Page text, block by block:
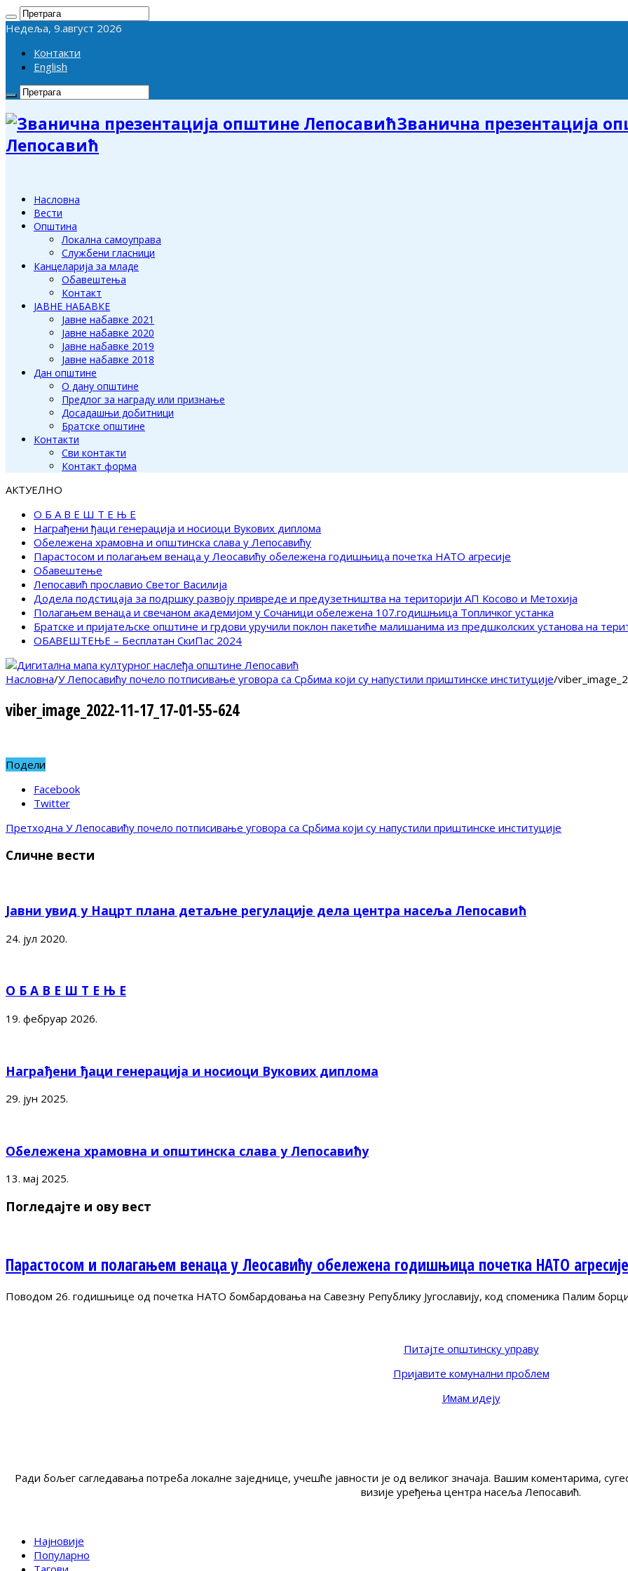
Недеља, 9.август 2026
Контакти
English
Званична презентација
Лепосавић
Насловна
Вести
Општина
Локална самоуправа
Службени гласници
Канцеларија за младе
Обавештења
Контакт
ЈАВНЕ НАБАВКЕ
Јавне набавке 2021
Јавне набавке 2020
Јавне набавке 2019
Јавне набавке 2018
Дан општине
О дану општине
Предлог за награду или признање
Досадашњи добитници
Братске општине
Контакти
Сви контакти
Контакт форма
АКТУЕЛНО
О Б А В Е Ш Т Е Њ Е
Награђени ђаци генерација и носиоци Вукових диплома
Обележена храмовна и општинска слава у Лепосавићу
Парастосом и полагањем венаца у Леосавићу обележена годишњица почетка НАТО агресије
Обавештење
Лепосавић прославио Светог Василија
Додела подстицаја за подршку развоју привреде и предузетништва на територији АП Косово и Метохија
Полагањем венаца и свечаном академијом у Сочаници обележена 107.годишњица Топличког устанка
Братске и пријатељске општине и грдови уручили поклон пакетиће малишанима из предшколских установа на
ОБАВЕШТЕЊЕ – Бесплатан СкиПас 2024
Насловна/У Лепосавићу почело потписивање уговора са Србима који су напустили приштинске институције/
viber_image_2022-11-17_17-01-55-624
Подели
Facebook
Twitter
Претходна У Лепосавићу почело потписивање уговора са Србима који су напустили приштинске институције
Сличне вести
Јавни увид у Нацрт плана детаљне регулације дела центра насеља Лепосавић
24. јул 2020.
О Б А В Е Ш Т Е Њ Е
19. фебруар 2026.
Награђени ђаци генерација и носиоци Вукових диплома
29. јун 2025.
Обележена храмовна и општинска слава у Лепосавићу
13. мај 2025.
Погледајте и ову вест
Парастосом и полагањем венаца у Леосавићу обележена годишњица почетка НАТО агресије
Поводом 26. годишњице од почетка НАТО бомбардовања на Савезну Републику Југославију, код споменика Палим
Питајте општинску управу
Пријавите комунални проблем
Имам идеју
Ради бољег сагледавања потреба локалне заједнице, учешће јавности је од великог значаја. Вашим коментарима,
визије уређења центра насеља Лепосавић.
Најновије
Популарно